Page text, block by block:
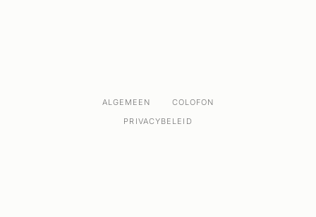
ALGEMEEN
COLOFON
PRIVACYBELEID